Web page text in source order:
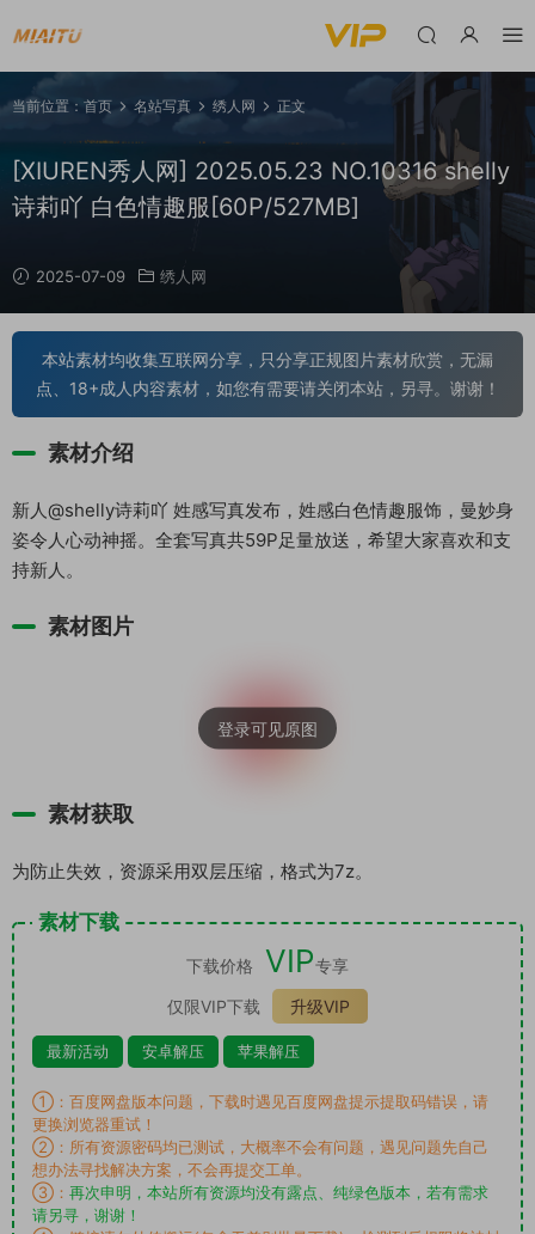
当前位置： 首页 名站写真 绣人网 正文
[XIUREN秀人网] 2025.05.23 NO.10316 shelly
诗莉吖 白色情趣服[60P/527MB]
2025-07-09 绣人网
本站素材均收集互联网分享，只分享正规图片素材欣赏，无漏
点、18+成人内容素材，如您有需要请关闭本站，另寻。谢谢！
素材介绍
新人@shelly诗莉吖 姓感写真发布，姓感白色情趣服饰，曼妙身
姿令人心动神摇。全套写真共59P足量放送，希望大家喜欢和支
持新人。
素材图片
素材获取
为防止失效，资源采用双层压缩，格式为7z。
素材下载
下载价格 VIP专享
仅限VIP下载
升级VIP
最新活动 安卓解压 苹果解压
①：百度网盘版本问题，下载时遇见百度网盘提示提取码错误，请
更换浏览器重试！
②：所有资源密码均已测试，大概率不会有问题，遇见问题先自己
想办法寻找解决方案，不会再提交工单。
③： 再次申明，本站所有资源均没有露点、纯绿色版本，若有需求
请另寻，谢谢！